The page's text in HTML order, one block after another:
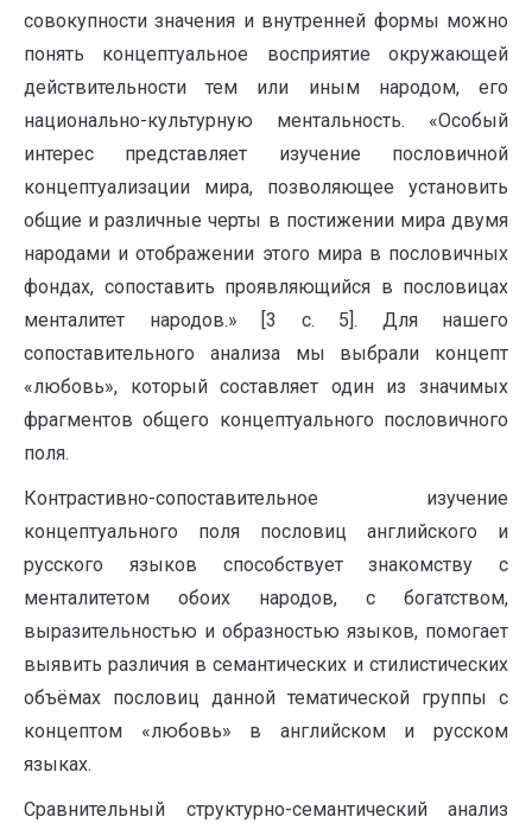
совокупности значения и внутренней формы можно
понять концептуальное восприятие окружающей
действительности тем или иным народом, его
национально-культурную ментальность. «Особый
интерес представляет изучение пословичной
концептуализации мира, позволяющее установить
общие и различные черты в постижении мира двумя
народами и отображении этого мира в пословичных
фондах, сопоставить проявляющийся в пословицах
менталитет народов.» [3 с. 5]. Для нашего
сопоставительного анализа мы выбрали концепт
«любовь», который составляет один из значимых
фрагментов общего концептуального пословичного
поля.
Контрастивно-сопоставительное изучение
концептуального поля пословиц английского и
русского языков способствует знакомству с
менталитетом обоих народов, с богатством,
выразительностью и образностью языков, помогает
выявить различия в семантических и стилистических
объёмах пословиц данной тематической группы с
концептом «любовь» в английском и русском
языках.
Сравнительный структурно-семантический анализ